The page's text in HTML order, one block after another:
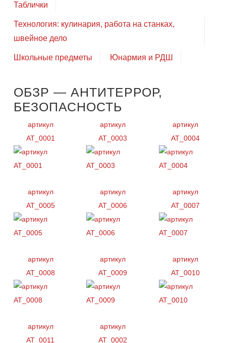
Таблички
Технология: кулинария, работа на станках,
швейное дело
Школьные предметы Юнармия и РДШ
ОБЗР — АНТИТЕРРОР,
БЕЗОПАСНОСТЬ
артикул
AT_0001
артикул
AT_0003
артикул
AT_0004
артикул
AT_0005
артикул
AT_0006
артикул
AT_0007
артикул
AT_0008
артикул
AT_0009
артикул
AT_0010
артикул
AT_0011
артикул
AT_0002